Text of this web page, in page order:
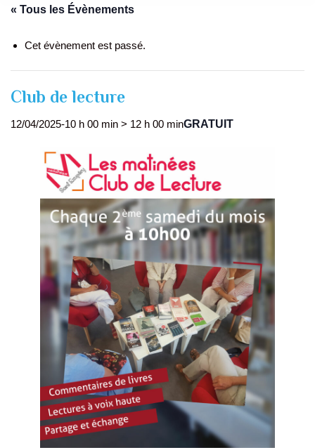
« Tous les Évènements
Cet évènement est passé.
Club de lecture
12/04/2025-10 h 00 min > 12 h 00 minGRATUIT